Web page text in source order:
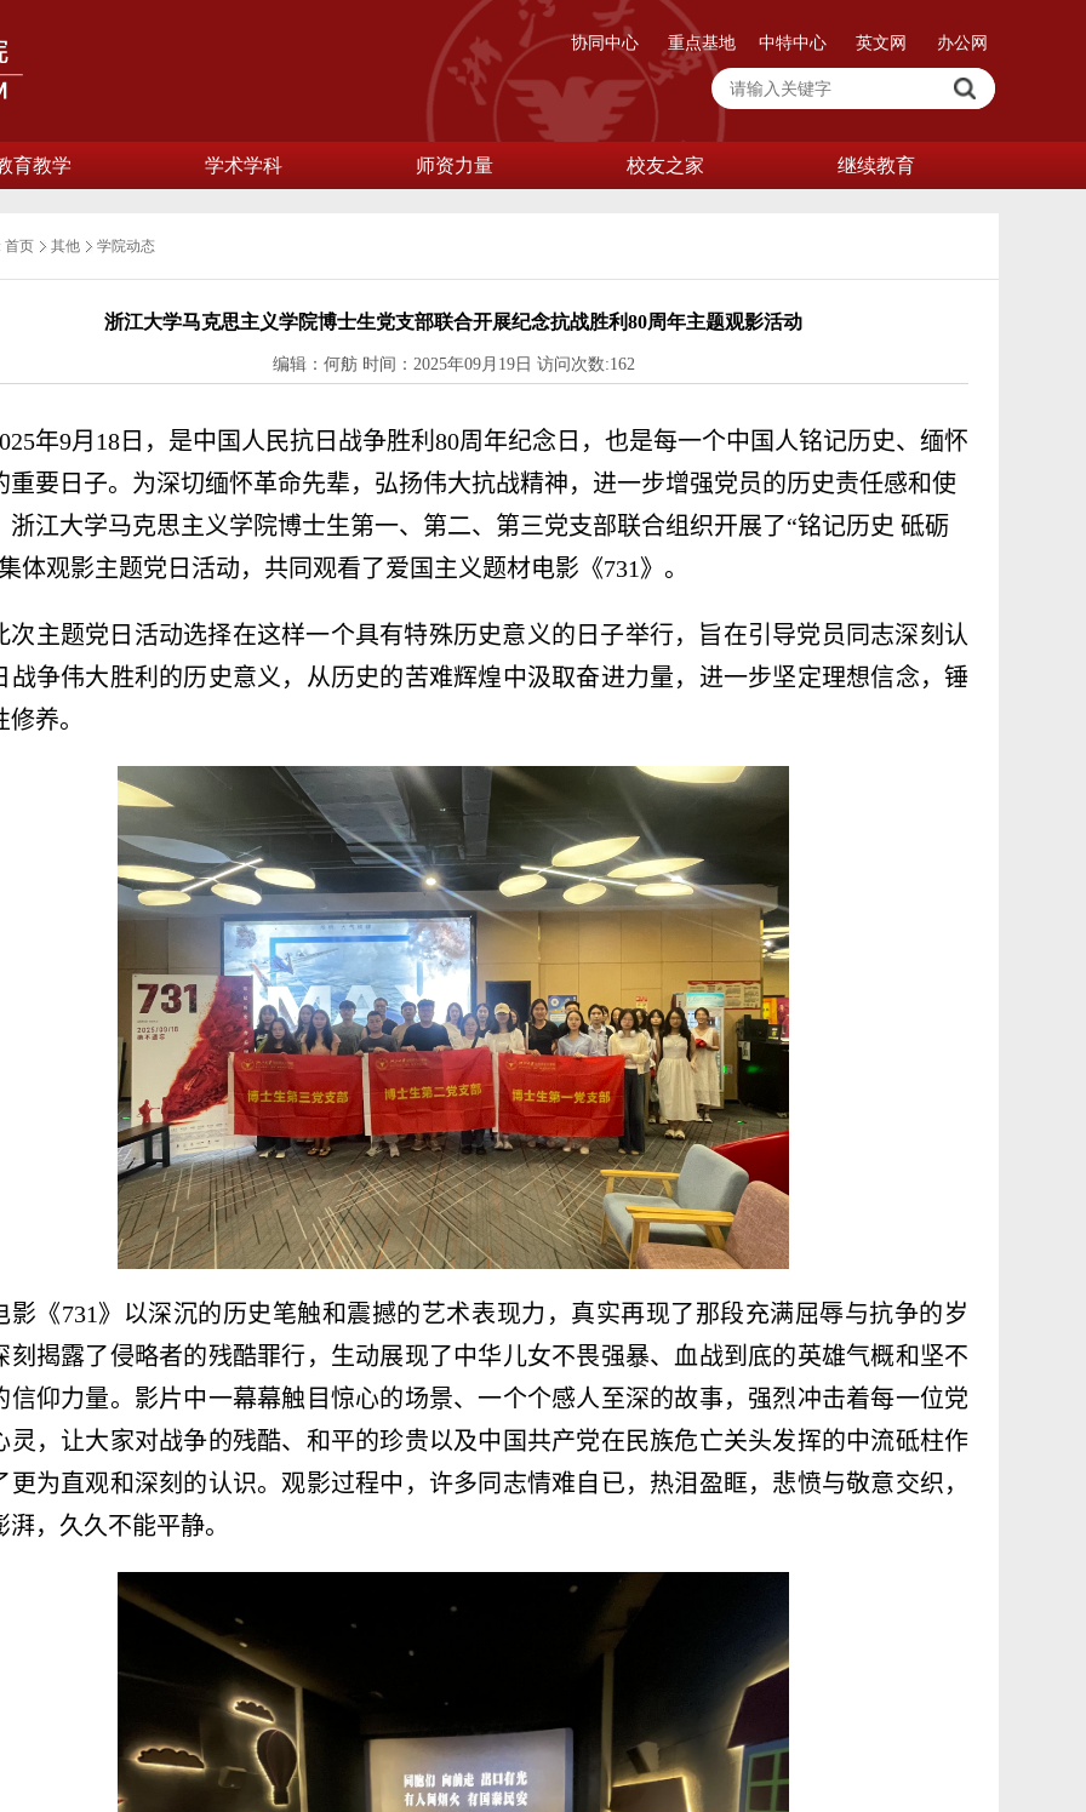
育教学 学术学科 师资力量 校友之家 继续教育
协同中心 重点基地 办公网
英文网
中特中心
首页 其他 学院动态
浙江大学马克思主义学院博士生党支部联合开展纪念抗战胜利80周年主题观影活动
编辑：何舫 时间：2025年09月19日 访问次数:162
年9月 18 日，是中国人民抗日战争胜利 80周年纪念日，也是每一个中国人铭记历史、缅怀
重要日子。为深切缅怀革命先辈，弘扬伟大抗战精神，进一步增强党员的历史责任感和使
浙江大学马克思主义学院博士生第一、第二、第三党支部联合组织开展了“铭记历史 砥砺
体观影主题党日活动，共同观看了爱国主义题材电影《731》。
次主题党日活动选择在这样一个具有特殊历史意义的日子举行，旨在引导党员同志深刻认
战争伟大胜利的历史意义，从历史的苦难辉煌中汲取奋进力量，进一步坚定理想信念，锤
养。
影《731》以深沉的历史笔触和震撼的艺术表现力，真实再现了那段充满屈辱与抗争的岁
刻揭露了侵略者的残酷罪行，生动展现了中华儿女不畏强暴、血战到底的英雄气概和坚不
信仰力量。影片中一幕幕触目惊心的场景、一个个感人至深的故事，强烈冲击着每一位党
灵，让大家对战争的残酷、和平的珍贵以及中国共产党在民族危亡关头发挥的中流砥柱作
更为直观和深刻的认识。观影过程中，许多同志情难自已，热泪盈眶，悲愤与敬意交织，
湃，久久不能平静。